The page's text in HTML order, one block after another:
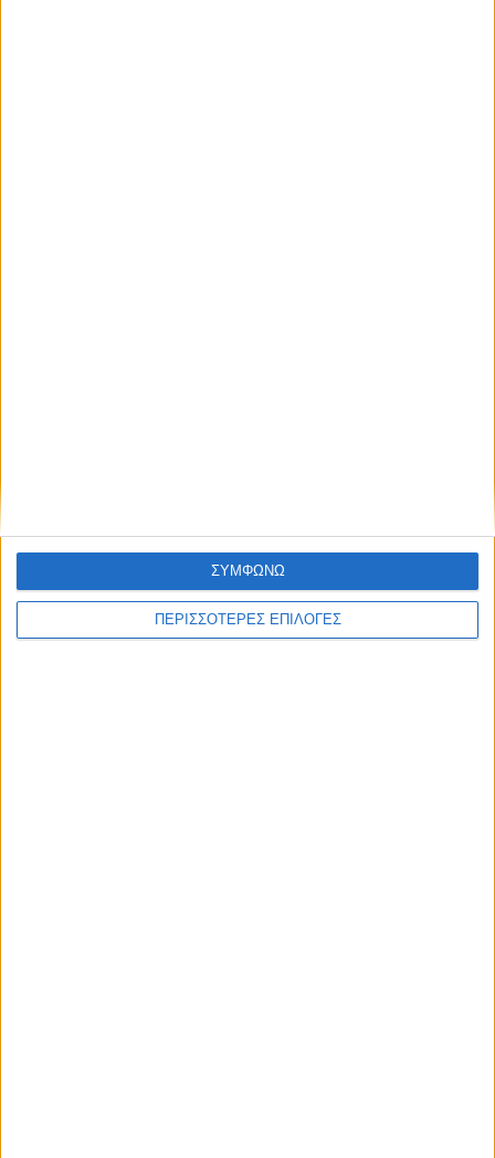
ΠΕΡΙΣΣΟΤΕΡΕΣ ΕΠΙΛΟΓΕΣ
ΣΥΜΦΩΝΩ
© 2026 dimotikiagoratislakonias.gr | Bypiliop.com
Όροι χρήσης